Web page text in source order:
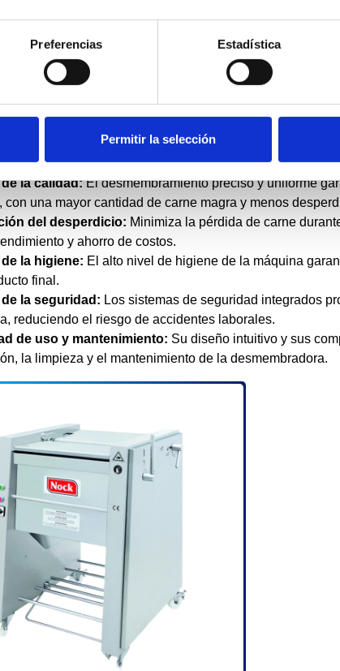
Preferencias Estadística
Permitir la selección
del operador durante el uso de la máquina,
Fabricada con materiales de alta calidad y un
una larga vida útil y un funcionamiento confiable.
la desmembradora de carne:
de la productividad:Permite desmembrar grandes
el tiempo de trabajo y aumentando la capacidad de
la calidad:El desmembramiento preciso y uniforme
con una mayor cantidad de carne magra y menos
del desperdicio: Minimiza la pérdida de carne
y ahorro de costos.
de la higiene: El alto nivel de higiene de la máquina
final.
de la seguridad: Los sistemas de seguridad integrados
reduciendo el riesgo de accidentes laborales.
de uso y mantenimiento: Su diseño intuitivo y sus
la limpieza y el mantenimiento de la desmembradora.